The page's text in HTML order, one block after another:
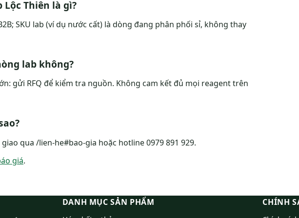
Thiên là gì?
SKU lab (ví dụ nước cất) là dòng đang phân phối sỉ, không thay
lab không?
gửi RFQ để kiểm tra nguồn. Không cam kết đủ mọi reagent trên
qua /lien-he#bao-gia hoặc hotline 0979 891 929.
giá.
DANH MỤC SẢN PHẨM CHÍNH